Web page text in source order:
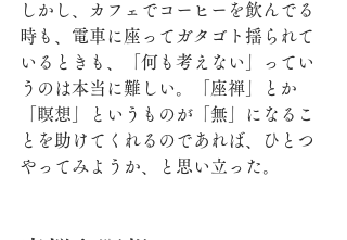
しかし、カフェでコーヒーを飲んでる
時も、電車に座ってガタゴト揺られて
いるときも、「何も考えない」ってい
うのは本当に難しい。「座禅」とか
「瞑想」というものが「無」になるこ
とを助けてくれるのであれば、ひとつ
やってみようか、と思い立った。